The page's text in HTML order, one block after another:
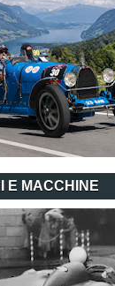
E MACCHINE